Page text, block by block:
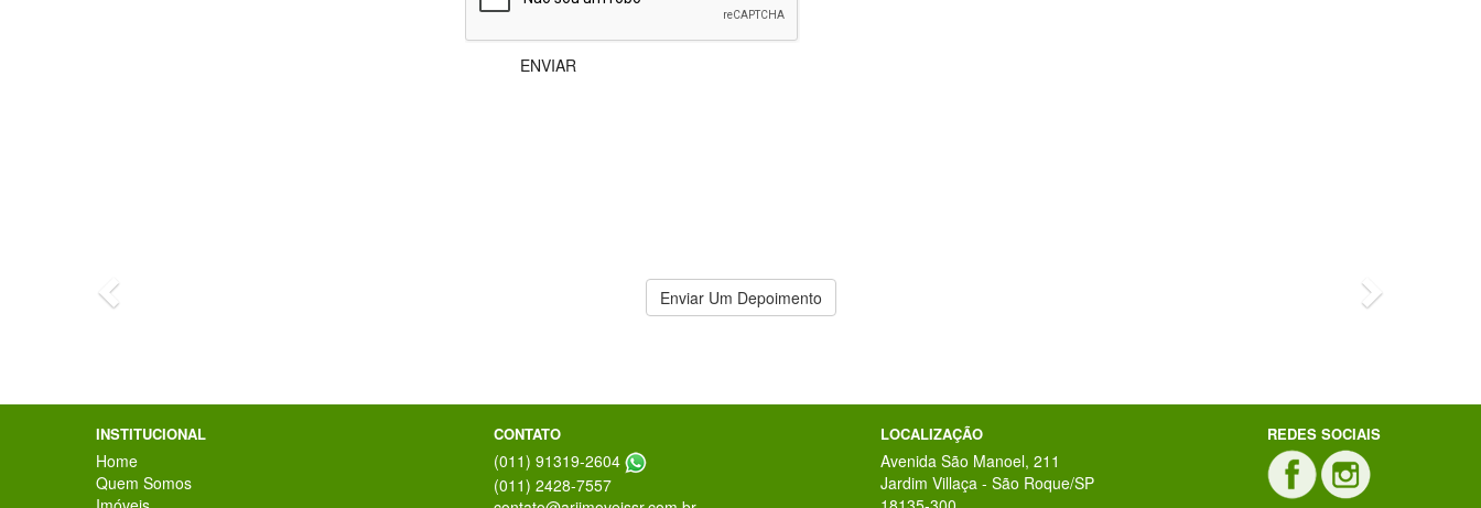
Enviar Um Depoimento
INSTITUCIONAL
Home
Quem Somos
CONTATO
(011) 91319-2604
(011) 2428-7557
LOCALIZAÇÃO
Avenida São Manoel, 211
Jardim Villaça - São Roque/SP
REDES SOCIAIS